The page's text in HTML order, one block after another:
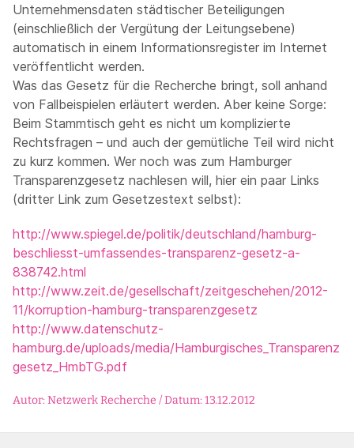
Unternehmensdaten städtischer Beteiligungen
(einschließlich der Vergütung der Leitungsebene)
automatisch in einem Informationsregister im Internet
veröffentlicht werden.
Was das Gesetz für die Recherche bringt, soll anhand
von Fallbeispielen erläutert werden. Aber keine Sorge:
Beim Stammtisch geht es nicht um komplizierte
Rechtsfragen – und auch der gemütliche Teil wird nicht
zu kurz kommen. Wer noch was zum Hamburger
Transparenzgesetz nachlesen will, hier ein paar Links
(dritter Link zum Gesetzestext selbst):
http://www.spiegel.de/politik/deutschland/hamburg-
beschliesst-umfassendes-transparenz-gesetz-a-
838742.html
http://www.zeit.de/gesellschaft/zeitgeschehen/2012-
11/korruption-hamburg-transparenzgesetz
http://www.datenschutz-
hamburg.de/uploads/media/Hamburgisches_Transparenz
gesetz_HmbTG.pdf
Autor: Netzwerk Recherche / Datum: 13.12.2012